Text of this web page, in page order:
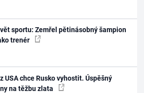
sportu: Zemřel pětinásobný šampion
trenér
USA chce Rusko vyhostit. Úspěšný
na těžbu zlata